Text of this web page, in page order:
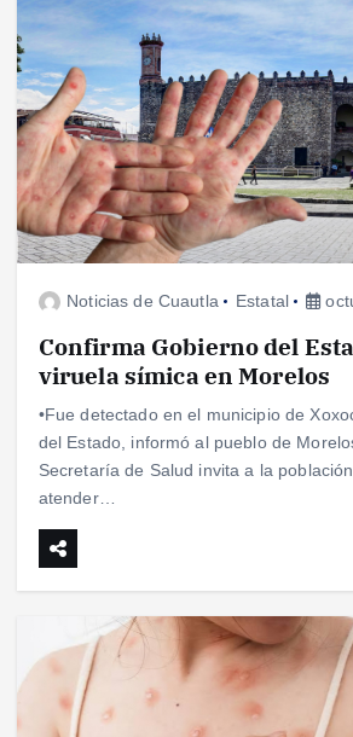
Noticias de Cuautla Estatal
Confirma Gobierno del
viruela símica en Morelos
•Fue detectado en el municipio de
del Estado, informó al pueblo de
Secretaría de Salud invita a la
atender…